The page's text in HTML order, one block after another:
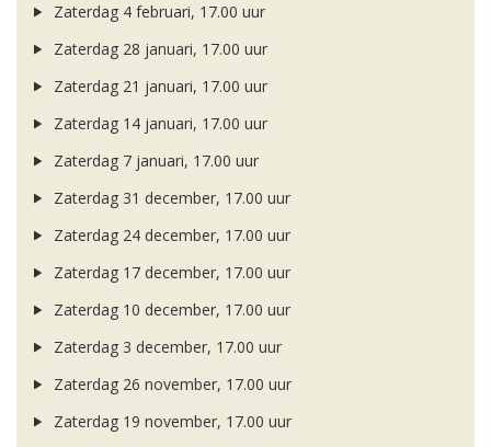
Zaterdag 4 februari, 17.00 uur
Zaterdag 28 januari, 17.00 uur
Zaterdag 21 januari, 17.00 uur
Zaterdag 14 januari, 17.00 uur
Zaterdag 7 januari, 17.00 uur
Zaterdag 31 december, 17.00 uur
Zaterdag 24 december, 17.00 uur
Zaterdag 17 december, 17.00 uur
Zaterdag 10 december, 17.00 uur
Zaterdag 3 december, 17.00 uur
Zaterdag 26 november, 17.00 uur
Zaterdag 19 november, 17.00 uur